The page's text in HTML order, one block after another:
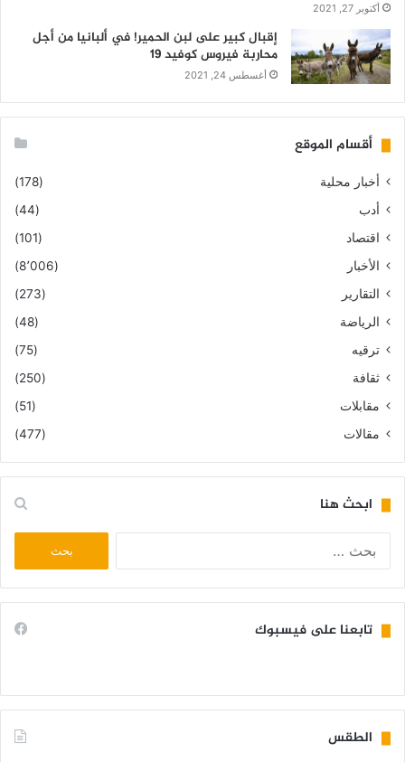
أكتوبر 27, 2021
إقبال كبير على لبن الحمير! في ألبانيا من أجل
محاربة فيروس كوفيد 19
أغسطس 24, 2021
أقسام الموقع
أخبار محلية
(178)
أدب
(44)
اقتصاد
(101)
الأخبار
(8٬006)
التقارير
(273)
الرياضة
(48)
ترقيه
(75)
ثقافة
(250)
مقابلات
(51)
مقالات
(477)
ابحث هنا
تابعنا على فيسبوك
الطقس